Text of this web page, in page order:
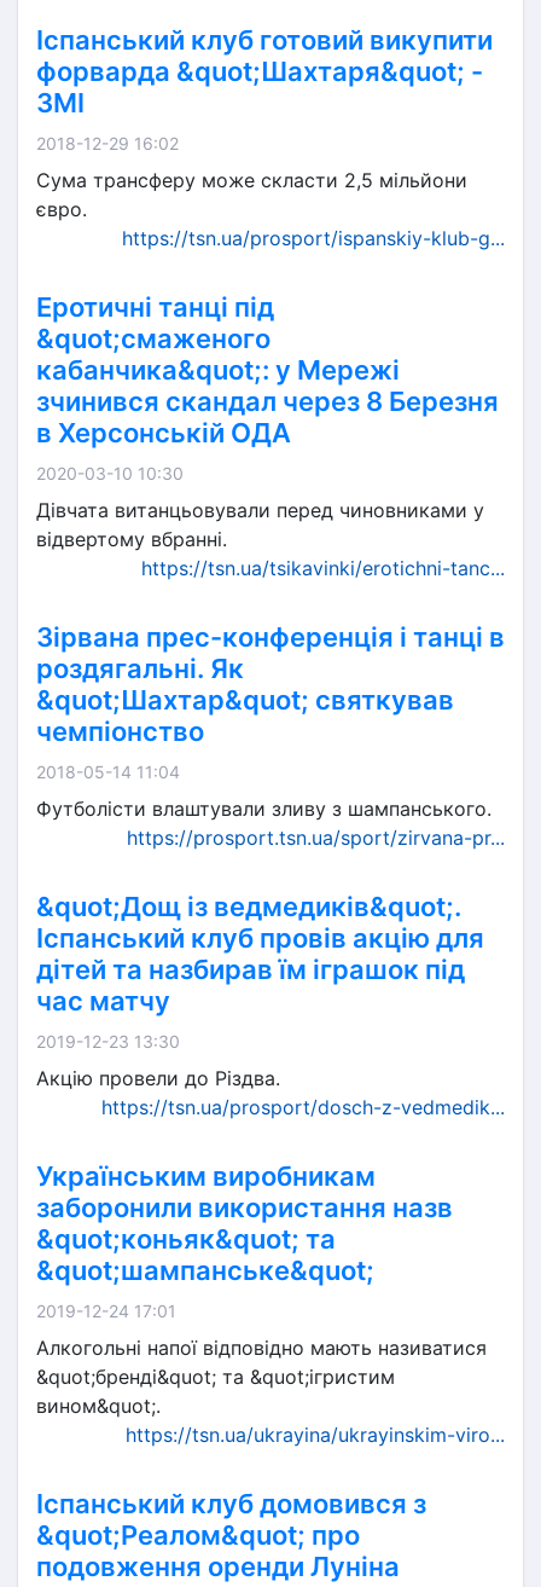
Іспанський клуб готовий викупити
форварда &quot;Шахтаря&quot; -
ЗМІ
2018-12-29 16:02
Сума трансферу може скласти 2,5 мільйони
євро.
https://tsn.ua/prosport/ispanskiy-klub-g...
Еротичні танці під
&quot;смаженого
кабанчика&quot;: у Мережі
зчинився скандал через 8 Березня
в Херсонській ОДА
2020-03-10 10:30
Дівчата витанцьовували перед чиновниками у
відвертому вбранні.
https://tsn.ua/tsikavinki/erotichni-tanc...
Зірвана прес-конференція і танці в
роздягальні. Як
&quot;Шахтар&quot; святкував
чемпіонство
2018-05-14 11:04
Футболісти влаштували зливу з шампанського.
https://prosport.tsn.ua/sport/zirvana-pr...
&quot;Дощ із ведмедиків&quot;.
Іспанський клуб провів акцію для
дітей та назбирав їм іграшок під
час матчу
2019-12-23 13:30
Акцію провели до Різдва.
https://tsn.ua/prosport/dosch-z-vedmedik...
Українським виробникам
заборонили використання назв
&quot;коньяк&quot; та
&quot;шампанське&quot;
2019-12-24 17:01
Алкогольні напої відповідно мають називатися
&quot;бренді&quot; та &quot;ігристим
вином&quot;.
https://tsn.ua/ukrayina/ukrayinskim-viro...
Іспанський клуб домовився з
&quot;Реалом&quot; про
подовження оренди Луніна